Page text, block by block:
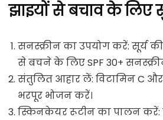
झाइयों से बचाव के लिए
सनस्क्रीन का उपयोग करें: सूर्य
से बचने के लिए SPF 30+
संतुलित आहार लें: विटामिन C
भरपूर भोजन करें।
स्किनकेयर रूटीन का पालन करें: